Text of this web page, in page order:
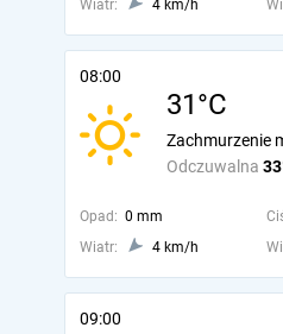
Wiatr: 4 km/h
08:00
31°C
Odczuwalna
Zachmurzenie
Opad: 0 mm
Wiatr:
4 km/h
09:00